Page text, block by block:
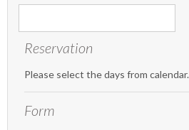
Reservation
Please select the days from calendar.
Form